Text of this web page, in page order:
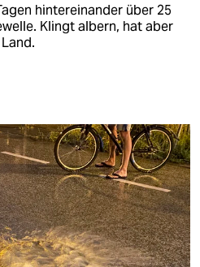
hintereinander über 25
Klingt albern, hat aber